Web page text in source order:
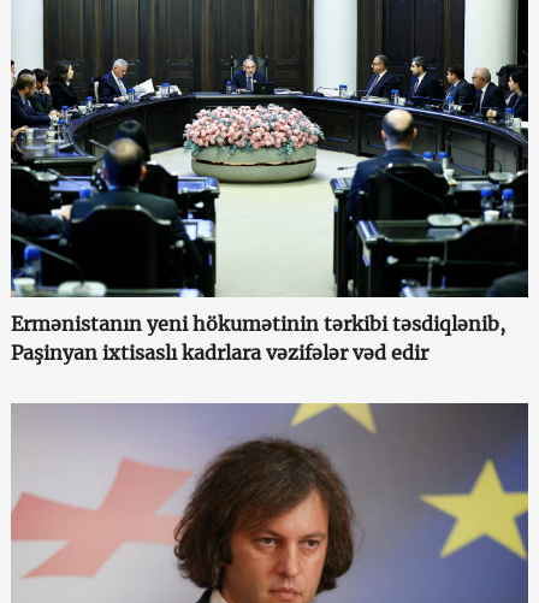
Ermənistanın yeni hökumətinin tərkibi təsdiqlənib,
Paşinyan ixtisaslı kadrlara vəzifələr vəd edir